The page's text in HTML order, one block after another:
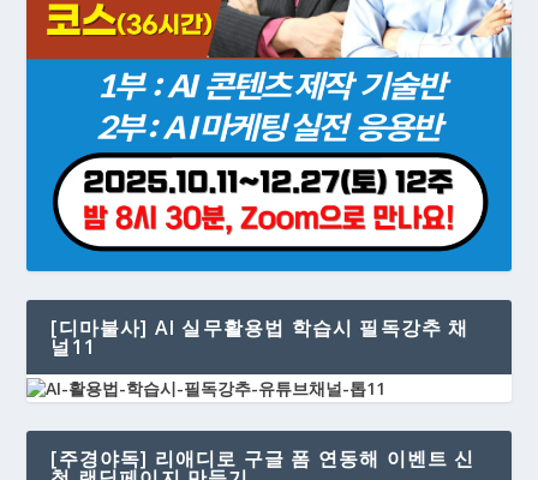
[디마불사] AI 실무활용법 학습시 필독강추 채
널11
[주경야독] 리애디로 구글 폼 연동해 이벤트 신